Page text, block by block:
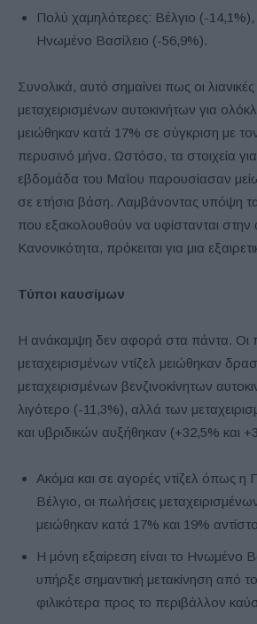
Πολύ χαμηλότερες: Βέλγιο (-14,1%),
Ηνωμένο Βασίλειο (-56,9%).
Συνολικά, αυτό σημαίνει πως οι
μεταχειρισμένων αυτοκινήτων για
μειώθηκαν κατά 17% σε σύγκριση με
περυσινό μήνα. Ωστόσο, τα στοιχεία για
εβδομάδα του Μαΐου παρουσίασαν
σε ετήσια βάση. Λαμβάνοντας υπόψη
που εξακολουθούν να υφίστανται
Κανονικότητα, πρόκειται για μια
Τύποι καυσίμων
Η ανάκαμψη δεν αφορά στα πάντα. Οι
μεταχειρισμένων ντίζελ μειώθηκαν
μεταχειρισμένων βενζινοκίνητων
λιγότερο (-11,3%), αλλά των
και υβριδικών αυξήθηκαν (+32,5% και
Ακόμα και σε αγορές ντίζελ όπως η
Βέλγιο, οι πωλήσεις
μειώθηκαν κατά 17% και 19%
Η μόνη εξαίρεση είναι το Ηνωμένο
υπήρξε σημαντική μετακίνηση από το
φιλικότερα προς το περιβάλλον